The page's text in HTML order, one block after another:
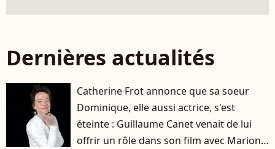
Dernières actualités
Catherine Frot annonce que sa soeur
Dominique, elle aussi actrice, s'est
éteinte : Guillaume Canet venait de lui
offrir un rôle dans son film avec Marion